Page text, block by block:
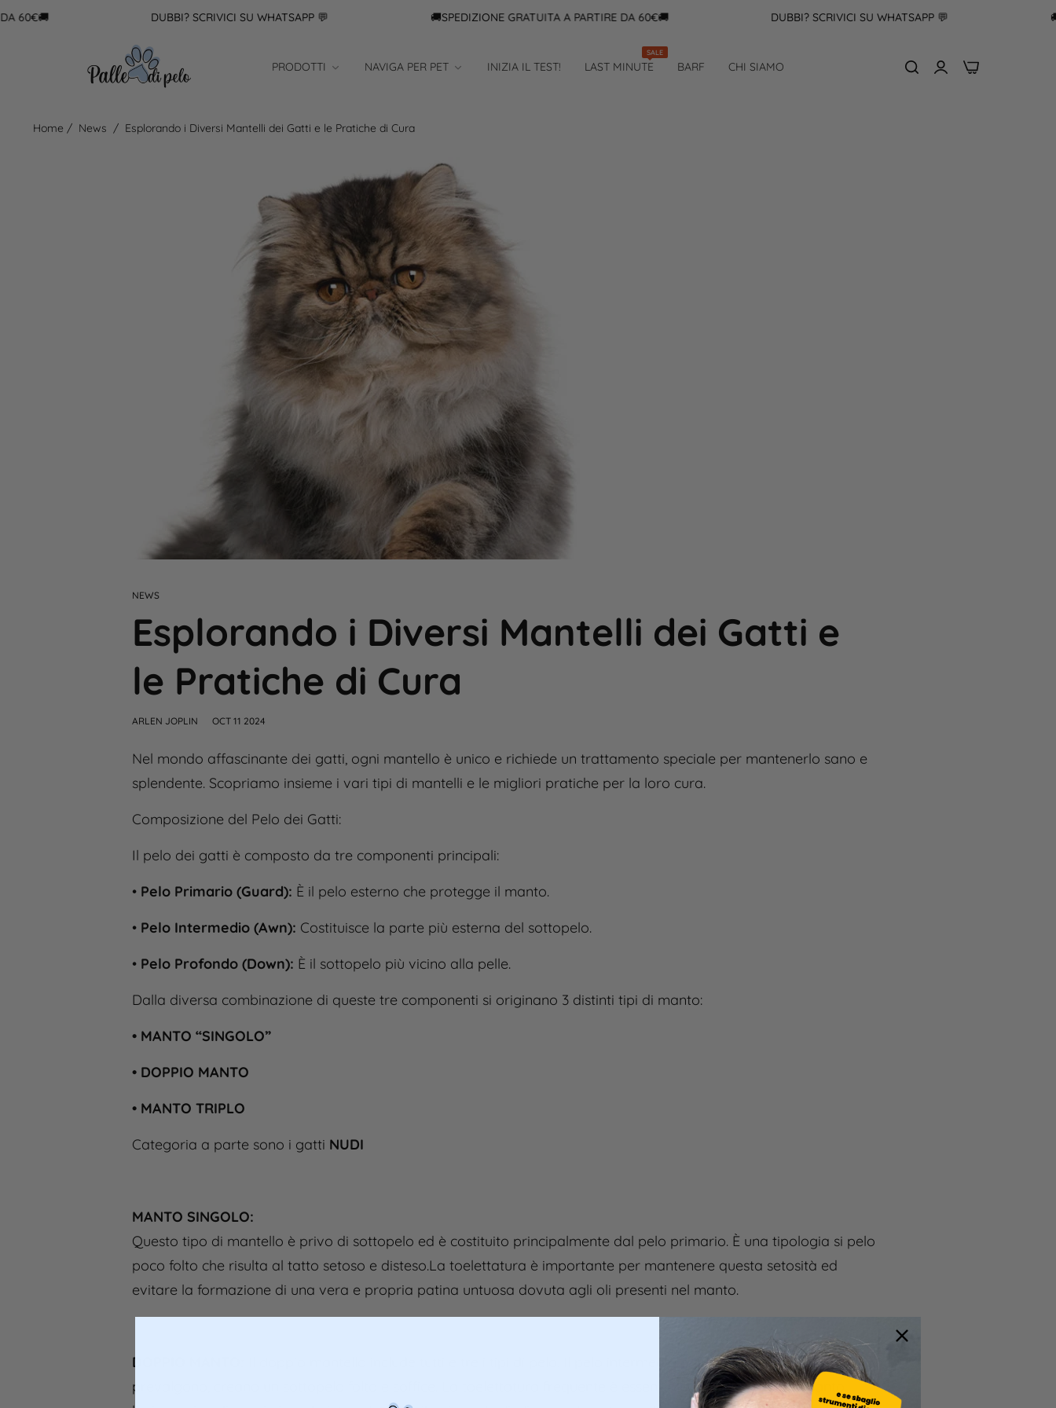
DUBBI? SCRIVICI SU WHATSAPP 💬 🚚SPEDIZIONE GRATUITA A PARTIRE DA 60€🚚 DUBBI? SCRIVICI SU WHATSAPP 💬
PRODOTTI NAVIGA PER PET INIZIA IL TEST! LAST MINUTE
SALE
BARF CHI SIAMO 0
Home / News / Esplorando i Diversi Mantelli dei Gatti e le Pratiche di Cura
NEWS
Esplorando i Diversi Mantelli dei Gatti e
le Pratiche di Cura
ARLEN JOPLIN OCT 11 2024
Nel mondo affascinante dei gatti, ogni mantello è unico e richiede un trattamento speciale per mantenerlo sano e
splendente. Scopriamo insieme i vari tipi di mantelli e le migliori pratiche per la loro cura.
Composizione del Pelo dei Gatti:
Il pelo dei gatti è composto da tre componenti principali:
• Pelo Primario (Guard): È il pelo esterno che protegge il manto.
• Pelo Intermedio (Awn): Costituisce la parte più esterna del sottopelo.
• Pelo Profondo (Down): È il sottopelo più vicino alla pelle.
Dalla diversa combinazione di queste tre componenti si originano 3 distinti tipi di manto:
• MANTO “SINGOLO”
• DOPPIO MANTO
• MANTO TRIPLO
Categoria a parte sono i gatti NUDI
MANTO SINGOLO:
Questo tipo di mantello è privo di sottopelo ed è costituito principalmente dal pelo primario. È una tipologia si pelo
poco folto che risulta al tatto setoso e disteso.La toelettatura è importante per mantenere questa setosità ed
evitare la formazione di una vera e propria patina untuosa dovuta agli oli presenti nel manto.
DOPPIO MANTO:
Il doppio mantello include tutti e tre i tipi di pelo. Il pelo intermedio e quello profondo, che
prevalgono, creano un sottopelo folto e soffice. La toelettatura frequente è essenziale per mantenere il manto